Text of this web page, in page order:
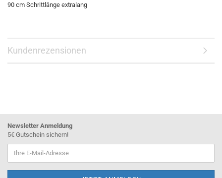
90 cm Schrittlänge extralang
Kundenrezensionen
Newsletter Anmeldung
5€ Gutschein sichern!